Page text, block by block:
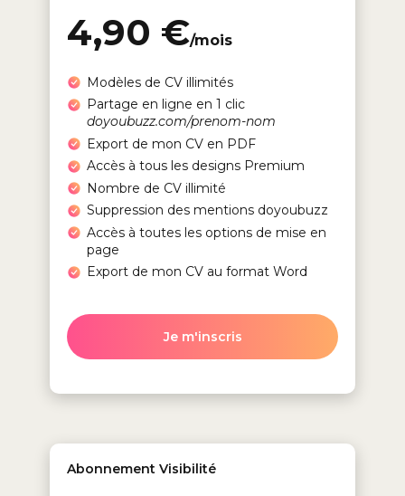
4,90 €/mois
Modèles de CV illimités
Partage en ligne en 1 clic
doyoubuzz.com/prenom-nom
Export de mon CV en PDF
Accès à tous les designs Premium
Nombre de CV illimité
Suppression des mentions doyoubuzz
Accès à toutes les options de mise en
page
Export de mon CV au format Word
Je m'inscris
Abonnement Visibilité